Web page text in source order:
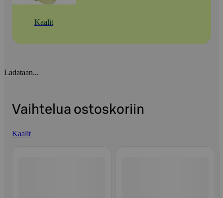
Kaalit
Ladataan...
Vaihtelua ostoskoriin
Kaalit